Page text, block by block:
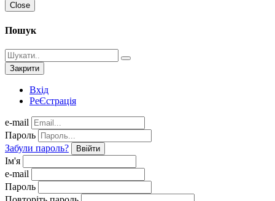
Close
Пошук
Закрити
Вхід
РеЄстрація
e-mail
Пароль
Забули пароль?
Ввійти
Ім'я
e-mail
Пароль